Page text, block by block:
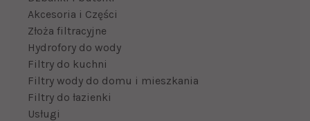
Akcesoria i Części
Złoża filtracyjne
Hydrofory do wody
Filtry do kuchni
Filtry wody do domu i mieszkania
Filtry do łazienki
Usługi